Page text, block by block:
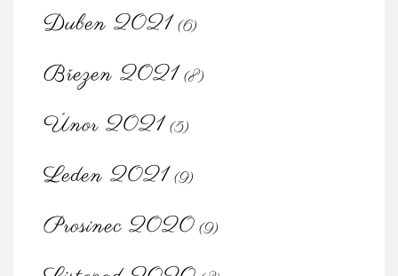
Duben 2021 (6)
Březen 2021 (8)
Únor 2021 (5)
Leden 2021 (9)
Prosinec 2020 (9)